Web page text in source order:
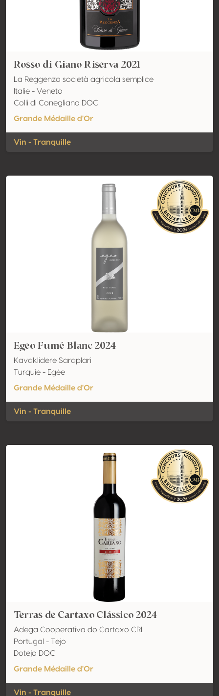
Rosso di Giano Riserva 2021
La Reggenza società agricola semplice
Italie - Veneto
Colli di Conegliano DOC
Grande Médaille d'Or
Vin - Tranquille
Egeo Fumé Blanc 2024
Kavaklidere Saraplari
Turquie - Egée
Grande Médaille d'Or
Vin - Tranquille
Terras de Cartaxo Clássico 2024
Adega Cooperativa do Cartaxo CRL
Portugal - Tejo
Dotejo DOC
Grande Médaille d'Or
Vin - Tranquille